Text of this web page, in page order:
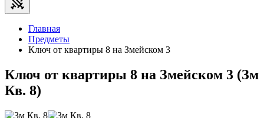
Главная
Предметы
Ключ от квартиры 8 на Змейском 3
Ключ от квартиры 8 на Змейском 3 (Зм
Кв. 8)